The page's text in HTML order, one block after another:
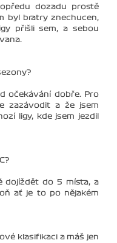
dozadu prostě
byl bratry znechucen,
přišli sem, a sebou
očekávání dobře. Pro
zazávodit a že jsem
ligy, kde jsem jezdil
dojíždět do 5 místa, a
ať je to po nějakém
klasifikaci a máš jen